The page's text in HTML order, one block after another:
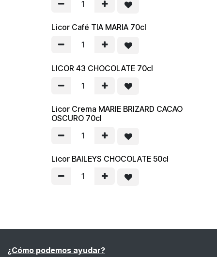
Licor Café TIA MARIA 70cl
LICOR 43 CHOCOLATE 70cl
Licor Crema MARIE BRIZARD CACAO
OSCURO 70cl
Licor BAILEYS CHOCOLATE 50cl
¿Cómo podemos ayudar?